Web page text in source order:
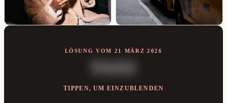
LÖSUNG VOM 21 MÄRZ 2026
TAXI
TIPPEN, UM EINZUBLENDEN